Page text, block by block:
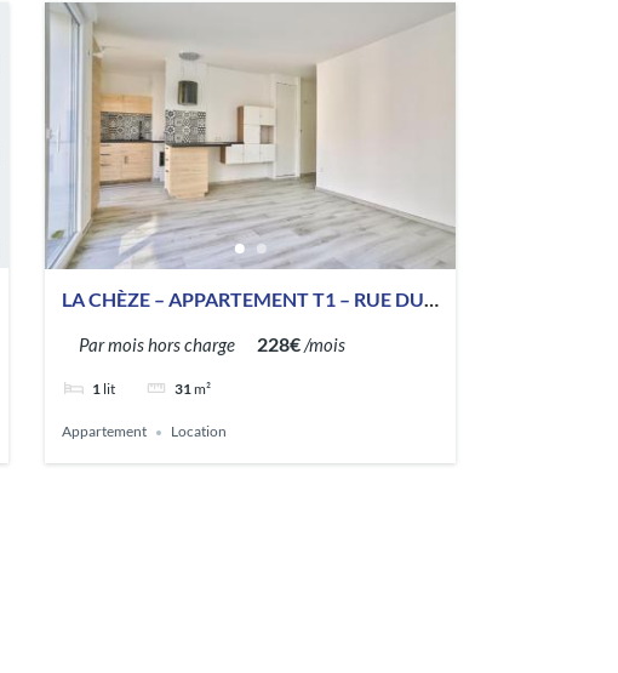
LA CHÈZE – APPARTEMENT T1 – RUE DU
Par mois hors charge 228€/mois
1 lit 31m²
Appartement Location